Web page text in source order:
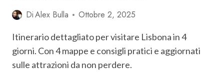
DiAlex Bulla Ottobre 2, 2025
Itinerario dettagliato per visitare Lisbona in 4
giorni. Con 4 mappe e consigli pratici e aggiornati
sulle attrazioni da non perdere.